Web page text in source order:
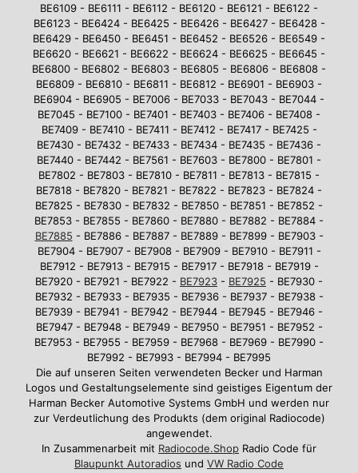
BE6109 - BE6111 - BE6112 - BE6120 - BE6121 - BE6122 -
BE6123 - BE6424 - BE6425 - BE6426 - BE6427 - BE6428 -
BE6429 - BE6450 - BE6451 - BE6452 - BE6526 - BE6549 -
BE6620 - BE6621 - BE6622 - BE6624 - BE6625 - BE6645 -
BE6800 - BE6802 - BE6803 - BE6805 - BE6806 - BE6808 -
BE6809 - BE6810 - BE6811 - BE6812 - BE6901 - BE6903 -
BE6904 - BE6905 - BE7006 - BE7033 - BE7043 - BE7044 -
BE7045 - BE7100 - BE7401 - BE7403 - BE7406 - BE7408 -
BE7409 - BE7410 - BE7411 - BE7412 - BE7417 - BE7425 -
BE7430 - BE7432 - BE7433 - BE7434 - BE7435 - BE7436 -
BE7440 - BE7442 - BE7561 - BE7603 - BE7800 - BE7801 -
BE7802 - BE7803 - BE7810 - BE7811 - BE7813 - BE7815 -
BE7818 - BE7820 - BE7821 - BE7822 - BE7823 - BE7824 -
BE7825 - BE7830 - BE7832 - BE7850 - BE7851 - BE7852 -
BE7853 - BE7855 - BE7860 - BE7880 - BE7882 - BE7884 -
BE7885 - BE7886 - BE7887 - BE7889 - BE7899 - BE7903 -
BE7904 - BE7907 - BE7908 - BE7909 - BE7910 - BE7911 -
BE7912 - BE7913 - BE7915 - BE7917 - BE7918 - BE7919 -
BE7920 - BE7921 - BE7922 - BE7923 - BE7925 - BE7930 -
BE7932 - BE7933 - BE7935 - BE7936 - BE7937 - BE7938 -
BE7939 - BE7941 - BE7942 - BE7944 - BE7945 - BE7946 -
BE7947 - BE7948 - BE7949 - BE7950 - BE7951 - BE7952 -
BE7953 - BE7955 - BE7959 - BE7968 - BE7969 - BE7990 -
BE7992 - BE7993 - BE7994 - BE7995
Die auf unseren Seiten verwendeten Becker und Harman
Logos und Gestaltungselemente sind geistiges Eigentum der
Harman Becker Automotive Systems GmbH und werden nur
zur Verdeutlichung des Produkts (dem original Radiocode)
angewendet.
In Zusammenarbeit mit Radiocode.Shop Radio Code für
Blaupunkt Autoradios und VW Radio Code